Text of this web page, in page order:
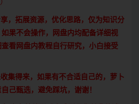
）
，拓展资源，优化思路，仅为知识分
果不会操作，网盘内均配备详细视
看网盘内教程自行研究，小白接受
集得来，如果有不合适自己的，萝卜
己甄选，避免踩坑，谢谢！